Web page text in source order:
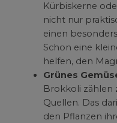
Kürbiskerne
nicht nur
einen
Schon eine
helfen, den
Grünes
Brokkoli zählen
Quellen. Das
den Pflanzen